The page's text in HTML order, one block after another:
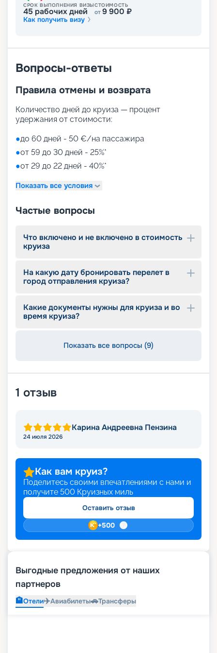
СРОК ВЫПОЛНЕНИЯ ВИЗЫ
45 рабочих дней
СТОИМОСТЬ
от9 900 ₽
Как получить визу
Вопросы-ответы
Правила отмены и возврата
Количество дней до круиза — процент
удержания от стоимости:
●до 60 дней - 50 €/на пассажира
●от 59 до 30 дней - 25%*
●от 29 до 22 дней - 40%*
Показать все условия
Частые вопросы
Что включено и не включено в стоимость
круиза
На какую дату бронировать перелет в
город отправления круиза?
Какие документы нужны для круиза и во
время круиза?
Показать все вопросы (9)
1 отзыв
Карина Андреевна Пензина
24 июля 2026
Как вам круиз?
Поделитесь своими впечатлениями с нами и
получите 500 Круизных миль
Оставить отзыв
+500
Выгодные предложения от наших
партнеров
🏨Отели✈️Авиабилеты🚗Трансферы